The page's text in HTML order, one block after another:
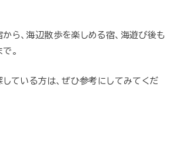
ら、海辺散歩を楽しめる宿、海遊び後も
。
ている方は、ぜひ参考にしてみてくだ